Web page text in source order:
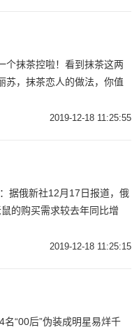
个抹茶控啦！看到抹茶这两
苏，抹茶恋人的做法，你值
2019-12-18 11:25:55
据俄新社12月17日报道，俄
的购买需求较去年同比增
2019-12-18 11:25:15
“00后”伪装成明星易烊千